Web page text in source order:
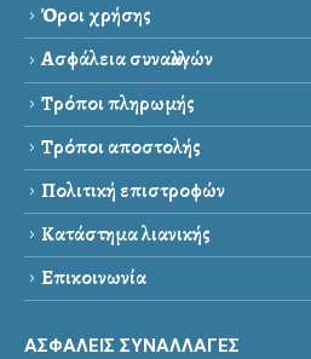
Όροι χρήσης
Ασφάλεια συναλλαγών
Τρόποι πληρωμής
Τρόποι αποστολής
Πολιτική επιστροφών
Κατάστημα λιανικής
Επικοινωνία
ΑΣΦΑΛΕΙΣ ΣΥΝΑΛΛΑΓΕΣ